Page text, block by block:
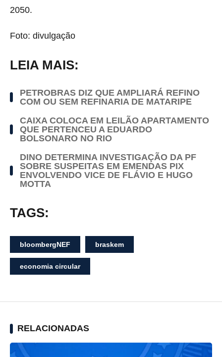
2050.
Foto: divulgação
LEIA MAIS:
PETROBRAS DIZ QUE AMPLIARÁ REFINO
COM OU SEM REFINARIA DE MATARIPE
CAIXA COLOCA EM LEILÃO APARTAMENTO
QUE PERTENCEU A EDUARDO
BOLSONARO NO RIO
DINO DETERMINA INVESTIGAÇÃO DA PF
SOBRE SUSPEITAS EM EMENDAS PIX
ENVOLVENDO VICE DE FLÁVIO E HUGO
MOTTA
TAGS:
bloombergNEF braskem
economia circular
RELACIONADAS